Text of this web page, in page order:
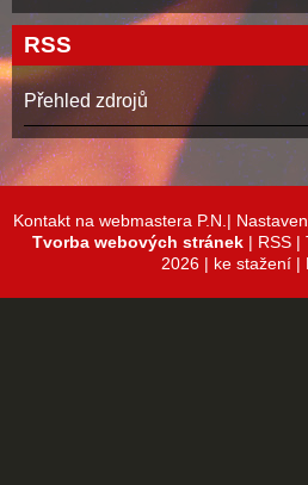
RSS
Přehled zdrojů
Kontakt na webmastera P.N.|
Tvorba webových stránek| RSS|
2026 | ke stažení |